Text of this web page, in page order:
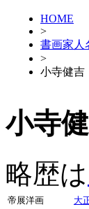
HOME
>
書画家人
>
小寺健吉
小寺
略歴は
帝展洋画 大